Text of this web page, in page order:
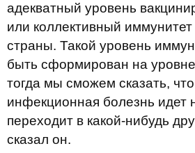
адекватный уровень
или коллективный
страны. Такой уровень
быть сформирован на
тогда мы сможем сказать,
инфекционная болезнь идет
переходит в какой-нибудь
сказал он.